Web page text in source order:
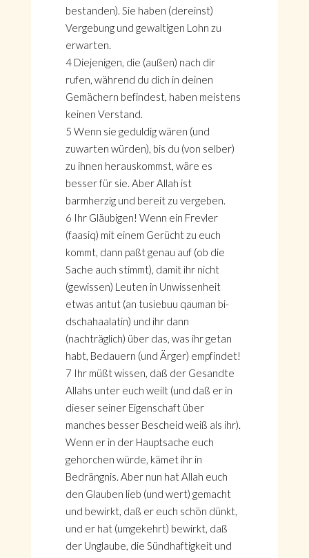
bestanden). Sie haben (dereinst)
Vergebung und gewaltigen Lohn zu
erwarten.
4 Diejenigen, die (außen) nach dir
rufen, während du dich in deinen
Gemächern befindest, haben meistens
keinen Verstand.
5 Wenn sie geduldig wären (und
zuwarten würden), bis du (von selber)
zu ihnen herauskommst, wäre es
besser für sie. Aber Allah ist
barmherzig und bereit zu vergeben.
6 Ihr Gläubigen! Wenn ein Frevler
(faasiq) mit einem Gerücht zu euch
kommt, dann paßt genau auf (ob die
Sache auch stimmt), damit ihr nicht
(gewissen) Leuten in Unwissenheit
etwas antut (an tusiebuu qauman bi-
dschahaalatin) und ihr dann
(nachträglich) über das, was ihr getan
habt, Bedauern (und Ärger) empfindet!
7 Ihr müßt wissen, daß der Gesandte
Allahs unter euch weilt (und daß er in
dieser seiner Eigenschaft über
manches besser Bescheid weiß als ihr).
Wenn er in der Hauptsache euch
gehorchen würde, kämet ihr in
Bedrängnis. Aber nun hat Allah euch
den Glauben lieb (und wert) gemacht
und bewirkt, daß er euch schön dünkt,
und er hat (umgekehrt) bewirkt, daß
der Unglaube, die Sündhaftigkeit und